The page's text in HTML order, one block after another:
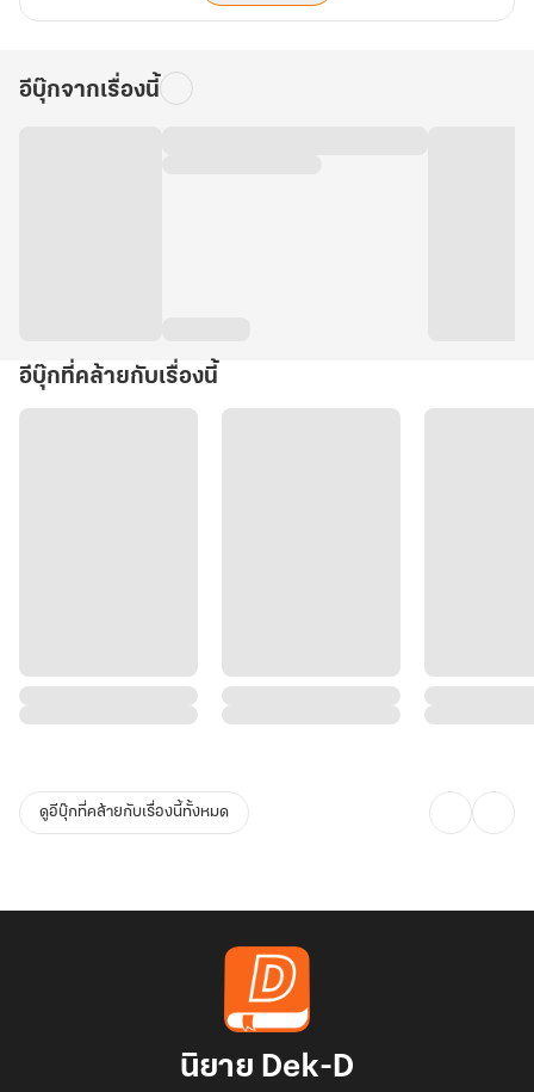
อีบุ๊กจากเรื่องนี้
อีบุ๊กที่คล้ายกับเรื่องนี้
ดูอีบุ๊กที่คล้ายกับเรื่องนี้ทั้งหมด
นิยาย Dek-D